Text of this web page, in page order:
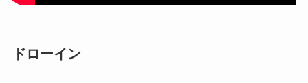
ドローイン